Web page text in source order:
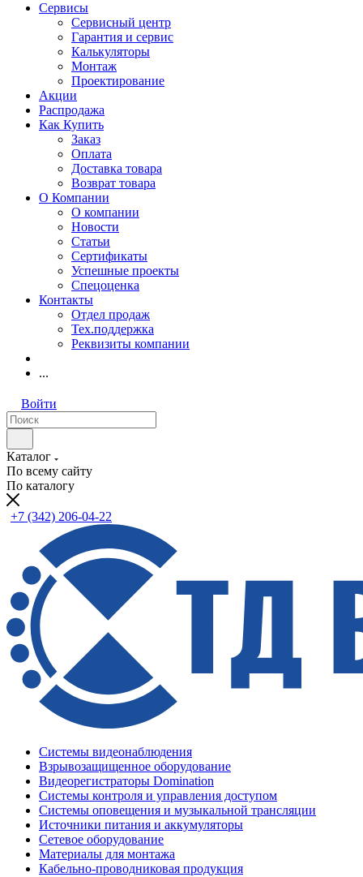
Сервисы
Сервисный центр
Гарантия и сервис
Калькуляторы
Монтаж
Проектирование
Акции
Распродажа
Как Купить
Заказ
Оплата
Доставка товара
Возврат товара
О Компании
О компании
Новости
Статьи
Сертификаты
Успешные проекты
Спецоценка
Контакты
Отдел продаж
Тех.поддержка
Реквизиты компании
...
Войти
Каталог
По всему сайту
По каталогу
+7 (342) 206-04-22
Системы видеонаблюдения
Взрывозащищенное оборудование
Видеорегистраторы Domination
Системы контроля и управления доступом
Системы оповещения и музыкальной трансляции
Источники питания и аккумуляторы
Сетевое оборудование
Материалы для монтажа
Кабельно-проводниковая продукция